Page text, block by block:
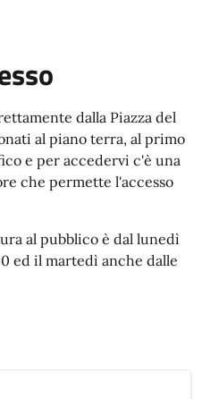
dalla Piazza del
al piano terra, al primo
e per accedervi c'è una
che permette l'accesso
al pubblico è dal lunedì
ed il martedì anche dalle